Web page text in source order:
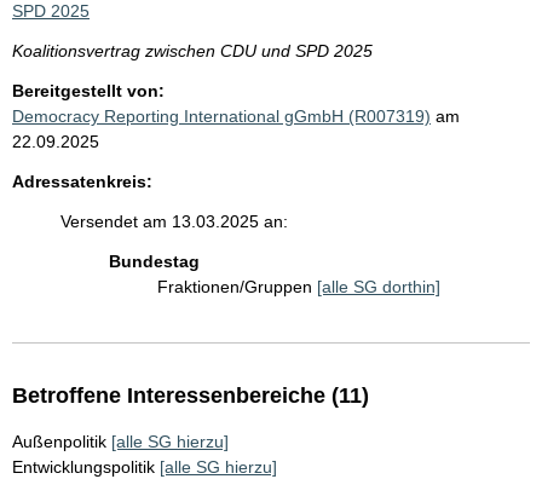
SPD 2025
Koalitionsvertrag zwischen CDU und SPD 2025
Bereitgestellt von:
Democracy Reporting International gGmbH (R007319) am
22.09.2025
Adressatenkreis:
Versendet am 13.03.2025 an:
Bundestag
Fraktionen/Gruppen [alle SG dorthin]
Betroffene Interessenbereiche (11)
Außenpolitik [alle SG hierzu]
Entwicklungspolitik [alle SG hierzu]